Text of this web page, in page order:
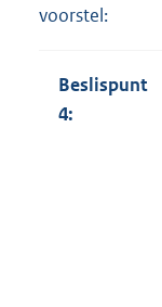
voorstel:
Beslispunt
4: